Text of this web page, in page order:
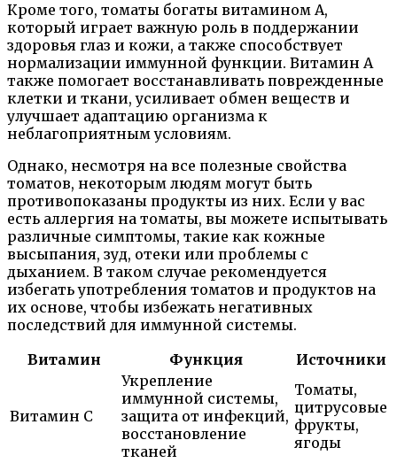
Кроме того, томаты богаты витамином А,
который играет важную роль в поддержании
здоровья глаз и кожи, а также способствует
нормализации иммунной функции. Витамин А
также помогает восстанавливать поврежденные
клетки и ткани, усиливает обмен веществ и
улучшает адаптацию организма к
неблагоприятным условиям.
Однако, несмотря на все полезные свойства
томатов, некоторым людям могут быть
противопоказаны продукты из них. Если у вас
есть аллергия на томаты, вы можете испытывать
различные симптомы, такие как кожные
высыпания, зуд, отеки или проблемы с
дыханием. В таком случае рекомендуется
избегать употребления томатов и продуктов на
их основе, чтобы избежать негативных
последствий для иммунной системы.
Витамин
Функция Источники
Витамин С
Укрепление
иммунной системы,
защита от инфекций,
восстановление
тканей
Томаты,
цитрусовые
фрукты,
ягоды